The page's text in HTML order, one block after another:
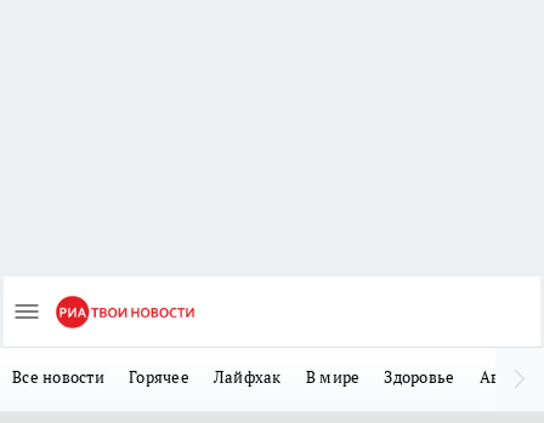
Все новости Горячее Лайфхак В мире Здоровье Авто